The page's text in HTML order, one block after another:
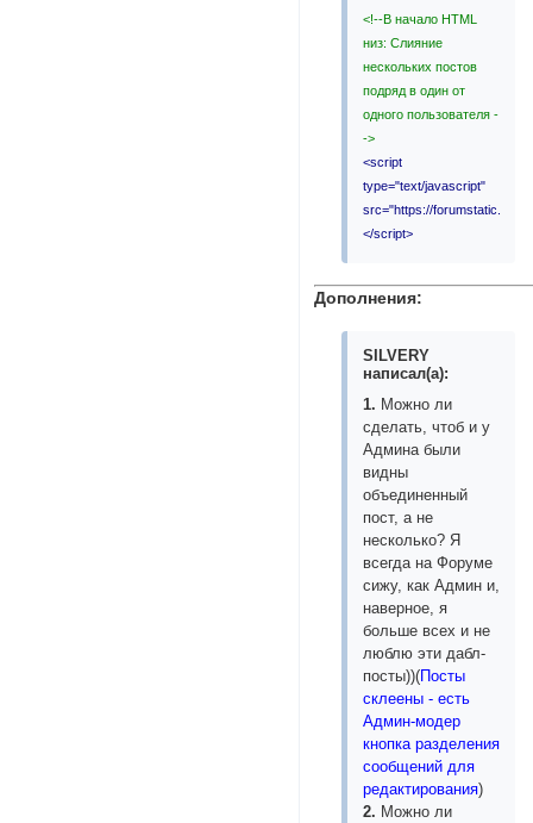
<!--В начало HTML
низ: Cлияние
нескольких постов
подряд в один от
одного пользователя -
->
<script
type="text/javascript"
src="https://forumstatic.ru/
</script>
Дополнения:
SILVERY
написал(а):
1. Можно ли
сделать, чтоб и у
Админа были
видны
объединенный
пост, а не
несколько? Я
всегда на Форуме
сижу, как Админ и,
наверное, я
больше всех и не
люблю эти дабл-
посты))(Посты
склеены - есть
Админ-модер
кнопка разделения
сообщений для
редактирования)
2. Можно ли